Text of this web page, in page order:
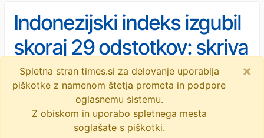
Indonezijski indeks izgubil
skoraj 29 odstotkov: skriva
padec JCI naložbeno
priložnost?
Novice/ Gospodarstvo
Med svetovnimi delniškimi trgi se v prvi
polovici leta 2026 noben ni izkazal
slabše od indonezijskega indeksa
Jakarta Composite Index (JCI) , lokalno znanega
Spletna stran times.si za delovanje uporablja
piškotke z namenom štetja prometa in podpore
oglasnemu sistemu.
Z obiskom in uporabo spletnega mesta
soglašate s piškotki.
×